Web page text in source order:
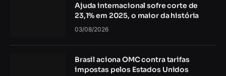
Ajuda internacional sofre corte de
23,1% em 2025, o maior da história
03/08/2026
Brasil aciona OMC contra tarifas
impostas pelos Estados Unidos